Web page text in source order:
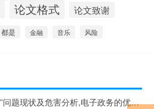
论文格式 论文致谢
都是 金融 音乐 风险
基于电子政务的“信息孤岛”问题现状及危害分析,电子政务的优势和劣势是什么？